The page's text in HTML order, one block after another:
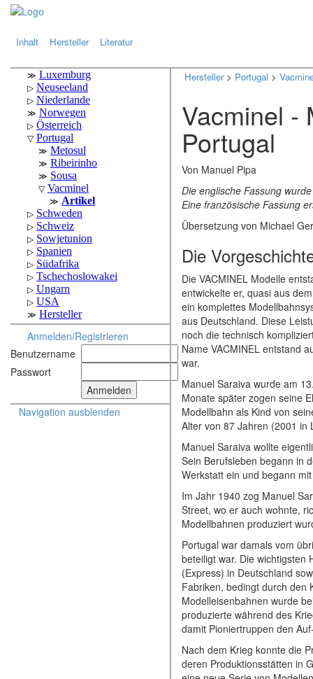
Inhalt Hersteller Literatur
Anmelden/Registrieren
Benutzername
Passwort
Navigation ausblenden
Hersteller> Portugal >
Vacminel -
Portugal
Von Manuel Pipa
Die englische Fassung
Eine französische Fassung
Übersetzung von Michael
Die
Die VACMINEL Modelle
entwickelte er, quasi aus
ein komplettes
aus Deutschland. Diese
noch die technisch
Name VACMINEL entstand
war.
Manuel Saraiva wurde am
Monate später zogen seine
Modellbahn als Kind von
Alter von 87 Jahren (2001 in
Manuel Saraiva wollte
Sein Berufsleben begann in
Werkstatt ein und begann
Im Jahr 1940 zog Manuel
Street, wo er auch wohnte,
Modellbahnen produziert
Portugal war damals vom
beteiligt war. Die wichtigsten
(Express) in Deutschland
Fabriken, bedingt durch den
Modelleisenbahnen wurde
produzierte während des
damit Pioniertruppen den
Nach dem Krieg konnte die
deren Produktionsstätten in